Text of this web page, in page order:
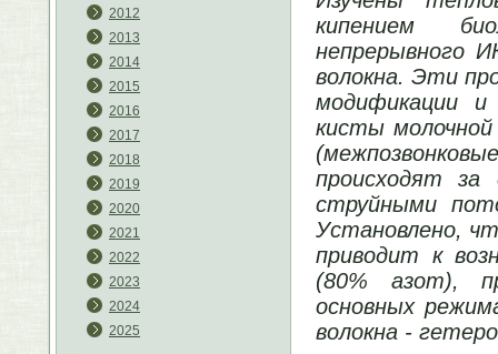
2012
2013
2014
2015
2016
2017
2018
2019
2020
2021
2022
2023
2024
2025
кипением
непрерывного
волокна. Эти
модификации и
кисты
происходят
струйными
Установлено,
приводит к
(80% азот),
основных
волокна -